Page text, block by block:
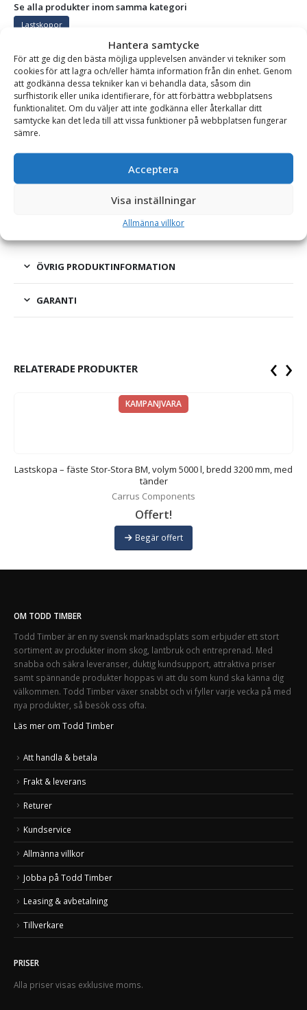
Hantera samtycke
För att ge dig den bästa möjliga upplevelsen använder vi tekniker som
cookies för att lagra och/eller hämta information från din enhet. Genom
att godkänna dessa tekniker kan vi behandla data, såsom din
surfhistorik eller unika identifierare, för att förbättra webbplatsens
funktionalitet. Om du väljer att inte godkänna eller återkallar ditt
samtycke kan det leda till att vissa funktioner på webbplatsen fungerar
sämre.
Acceptera
Visa inställningar
Allmänna villkor
Se alla produkter inom samma kategori
Lastskopor
BESKRIVNING
Grusskopa – fäste Trepunkt, bredd 1200 mm, djup 740
Skopan är tillverkad i kraftig stålplåt samt försedd med
stålskodd botten och skär. Skopan är trepunktsupphängd
samt utrustad med tipp.
ÖVRIG PRODUKTINFORMATION
GARANTI
RELATERADE PRODUKTER
KAMPANJVARA
Lastskopa – fäste Stor-Stora BM, volym 5000 l, bredd 3200 mm, med
tänder
Carrus Components
Offert!
Begär offert
‹ ›
OM TODD TIMBER
Todd Timber är en ny svensk marknadsplats som erbjuder ett stort
sortiment av produkter inom skog, lantbruk och entreprenad. Med
snabba och säkra leveranser, duktig kundsupport, attraktiva priser
samt spännande produkter hoppas vi att du som kund ska känna dig
välkommen. Todd Timber växer snabbt och vi fyller varje vecka på med
nya produkter, så besök oss ofta.
Läs mer om Todd Timber
Att handla & betala
Frakt & leverans
Returer
Kundservice
Allmänna villkor
Jobba på Todd Timber
Leasing & avbetalning
Tillverkare
PRISER
Alla priser visas exklusive moms.